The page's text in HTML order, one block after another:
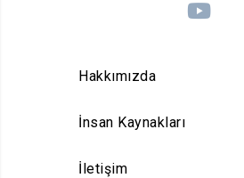
Hakkımızda
İnsan Kaynakları
İletişim